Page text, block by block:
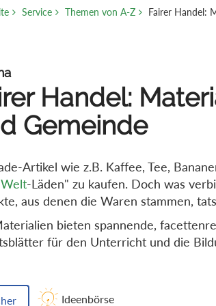
Service Themen von A-Z Fairer Handel:
Handel:
Gemeinde
Artikel wie z.B. Kaffee, Tee,
-Läden" zu kaufen. Doch was
aus denen die Waren stammen,
bieten spannende,
für den Unterricht und die
Ideenbörse